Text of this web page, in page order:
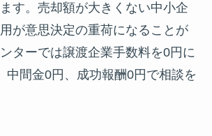
す。売却額が大きくない中小企
が意思決定の重荷になることが
ターでは譲渡企業手数料を0円に
中間金0円、成功報酬0円で相談を